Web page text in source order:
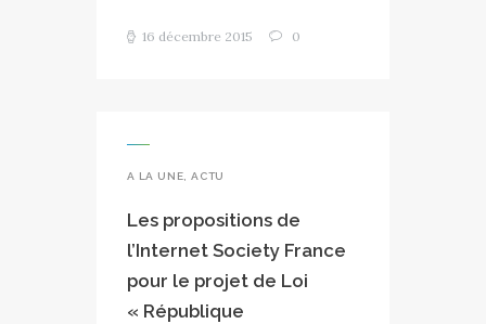
16 décembre 2015 0
A LA UNE,ACTU
Les propositions de
l’Internet Society France
pour le projet de Loi
« République